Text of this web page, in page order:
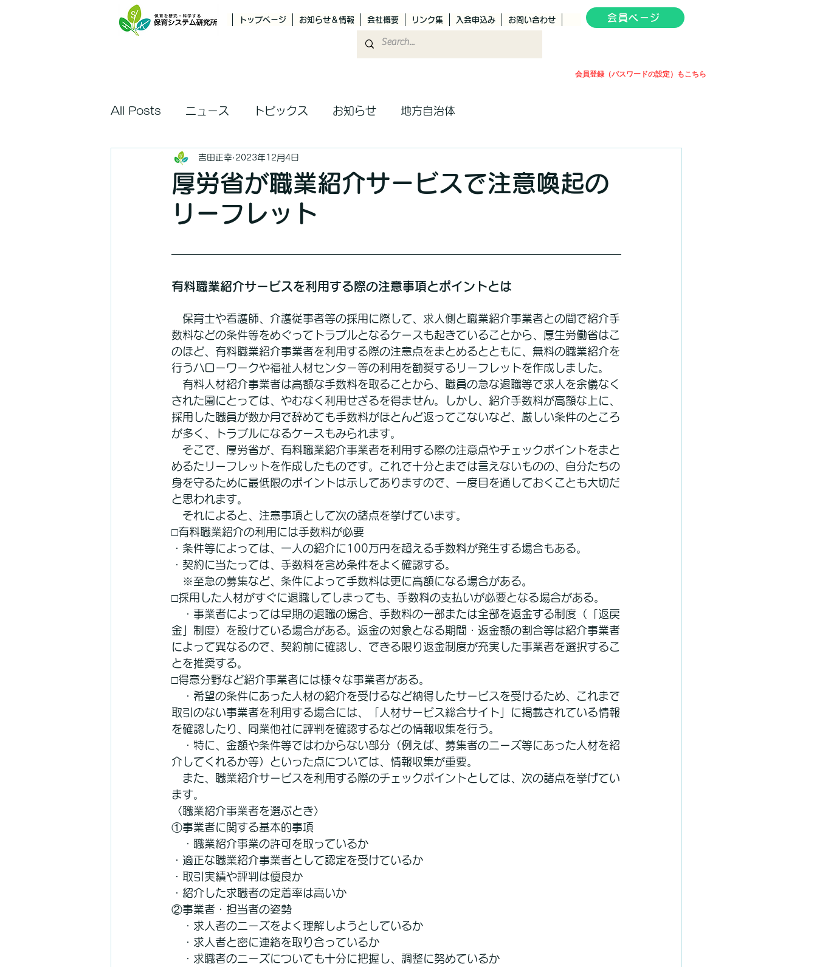
トップページ お知らせ＆情報 会社概要 リンク集 入会申込み お問い合わせ 会員ページ
会員登録（パスワードの設定）もこちら
All Posts ニュース トピックス お知らせ 地方自治体
厚労省が職業紹介サービスで注意喚起の
リーフレット
吉田正幸 2023年12月4日
有料職業紹介サービスを利用する際の注意事項とポイントとは
保育士や看護師、介護従事者等の採用に際して、求人側と職業紹介事業者との間で紹介手
数料などの条件等をめぐってトラブルとなるケースも起きていることから、厚生労働省はこ
のほど、有料職業紹介事業者を利用する際の注意点をまとめるとともに、無料の職業紹介を
行うハローワークや福祉人材センター等の利用を勧奨するリーフレットを作成しました。
有料人材紹介事業者は高額な手数料を取ることから、職員の急な退職等で求人を余儀なく
された園にとっては、やむなく利用せざるを得ません。しかし、紹介手数料が高額な上に、
採用した職員が数か月で辞めても手数料がほとんど返ってこないなど、厳しい条件のところ
が多く、トラブルになるケースもみられます。
そこで、厚労省が、有料職業紹介事業者を利用する際の注意点やチェックポイントをまと
めるたリーフレットを作成したものです。これで十分とまでは言えないものの、自分たちの
身を守るために最低限のポイントは示してありますので、一度目を通しておくことも大切だ
と思われます。
それによると、注意事項として次の諸点を挙げています。
□有料職業紹介の利用には手数料が必要
・条件等によっては、一人の紹介に100万円を超える手数料が発生する場合もある。
・契約に当たっては、手数料を含め条件をよく確認する。
※至急の募集など、条件によって手数料は更に高額になる場合がある。
□採用した人材がすぐに退職してしまっても、手数料の支払いが必要となる場合がある。
・事業者によっては早期の退職の場合、手数料の一部または全部を返金する制度（「返戻
金」制度）を設けている場合がある。返金の対象となる期間・返金額の割合等は紹介事業者
によって異なるので、契約前に確認し、できる限り返金制度が充実した事業者を選択するこ
とを推奨する。
□得意分野など紹介事業者には様々な事業者がある。
・希望の条件にあった人材の紹介を受けるなど納得したサービスを受けるため、これまで
取引のない事業者を利用する場合には、「人材サービス総合サイト」に掲載されている情報
を確認したり、同業他社に評判を確認するなどの情報収集を行う。
・特に、金額や条件等ではわからない部分（例えば、募集者のニーズ等にあった人材を紹
介してくれるか等）といった点については、情報収集が重要。
また、職業紹介サービスを利用する際のチェックポイントとしては、次の諸点を挙げてい
ます。
〈職業紹介事業者を選ぶとき〉
①事業者に関する基本的事項
・職業紹介事業の許可を取っているか
・適正な職業紹介事業者として認定を受けているか
・取引実績や評判は優良か
・紹介した求職者の定着率は高いか
②事業者・担当者の姿勢
・求人者のニーズをよく理解しようとしているか
・求人者と密に連絡を取り合っているか
・求職者のニーズについても十分に把握し、調整に努めているか